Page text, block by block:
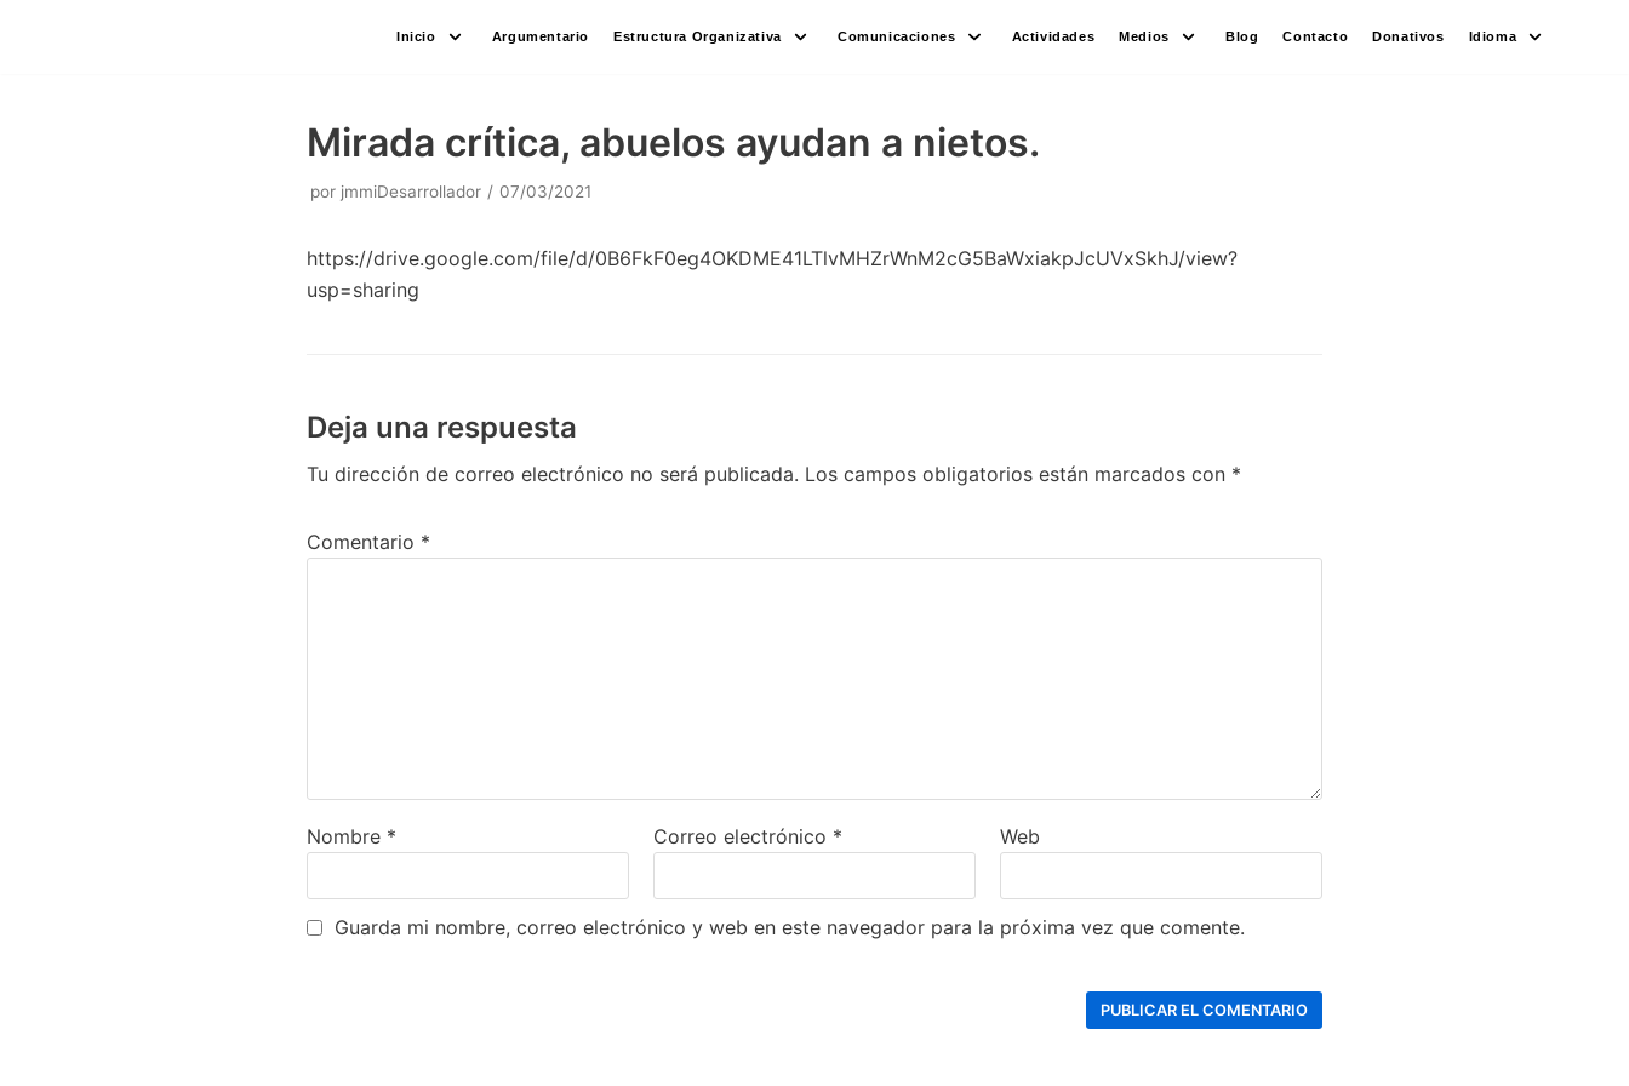
Inicio Argumentario Estructura Organizativa Comunicaciones Actividades Medios Blog Contacto Donativos Idioma
Mirada crítica, abuelos ayudan a nietos.
por jmmiDesarrollador 07/03/2021
https://drive.google.com/file/d/0B6FkF0eg4OKDME41LTlvMHZrWnM2cG5BaWxiakpJcUVxSkhJ/view?
usp=sharing
Deja una respuesta
Tu dirección de correo electrónico no será publicada. Los campos obligatorios están marcados con *
Comentario *
Nombre * Correo electrónico * Web
Guarda mi nombre, correo electrónico y web en este navegador para la próxima vez que comente.